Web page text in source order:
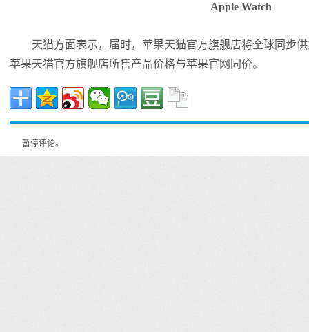
Apple Watch
天猫方面表示，届时，苹果天猫官方旗舰店将全球同步
苹果天猫官方旗舰店所售产品价格与苹果官网同价。
暂停评论。